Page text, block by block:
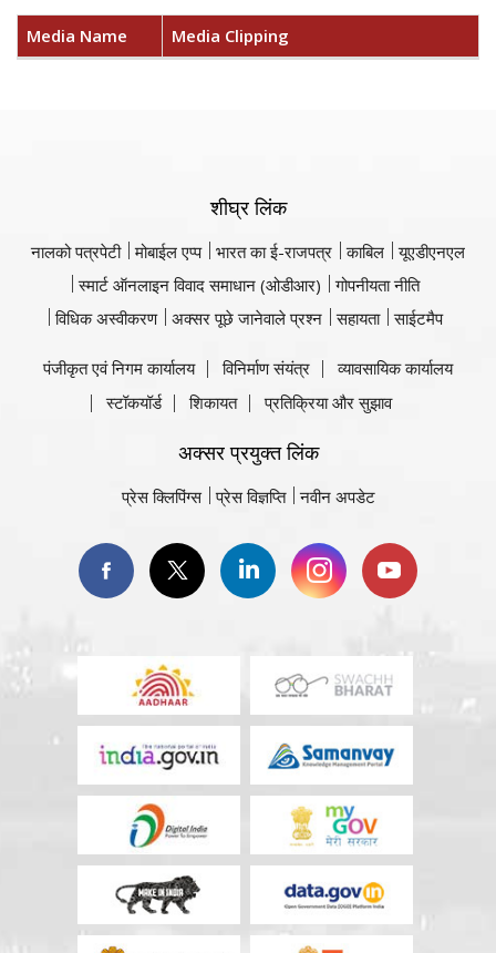
Media Name Media Clipping
शीघ्र लिंक
नालको पत्रपेटी मोबाईल एप्प भारत का ई-राजपत्र काबिल
यूएडीएनएल
स्मार्ट ऑनलाइन विवाद समाधान (ओडीआर)
गोपनीयता नीति
विधिक अस्वीकरण
अक्सर पूछे जानेवाले प्रश्न सहायता साईटमैप
पंजीकृत एवं निगम कार्यालय विनिर्माण संयंत्र
व्यावसायिक कार्यालय
स्टॉकयॉर्ड
शिकायत प्रतिक्रिया और सुझाव
अक्सर प्रयुक्त लिंक
प्रेस क्लिपिंग्स प्रेस विज्ञप्ति नवीन अपडेट